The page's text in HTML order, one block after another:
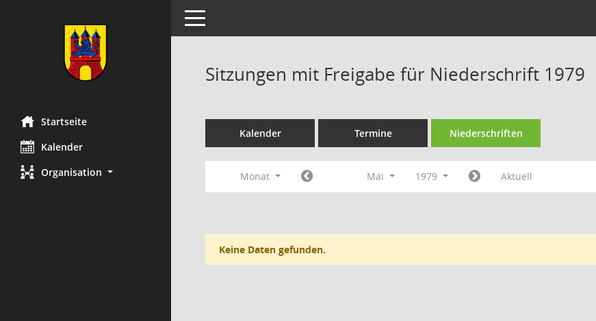
Startseite
Kalender
Organisation
Toggle navigation
Sitzungen mit Freigabe für Niederschrift 1979
Kalender Termine Niederschriften
Monat Mai 1979 Aktuell
Keine Daten gefunden.